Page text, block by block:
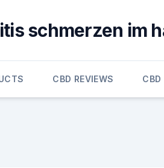
schmerzen im
CBD REVIEWS CBD